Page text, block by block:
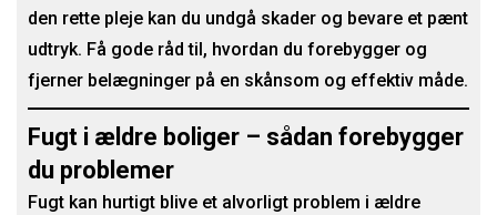
den rette pleje kan du undgå skader og bevare et pænt
udtryk. Få gode råd til, hvordan du forebygger og
fjerner belægninger på en skånsom og effektiv måde.
Fugt i ældre boliger – sådan forebygger
du problemer
Fugt kan hurtigt blive et alvorligt problem i ældre